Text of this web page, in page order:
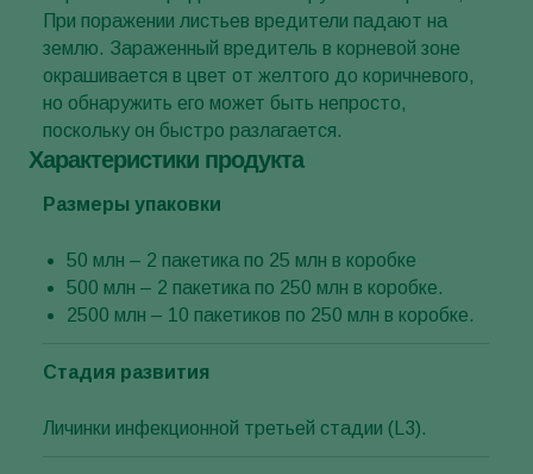
При поражении листьев вредители падают на
землю. Зараженный вредитель в корневой зоне
окрашивается в цвет от желтого до коричневого,
но обнаружить его может быть непросто,
поскольку он быстро разлагается.
Характеристики продукта
Размеры упаковки
50 млн – 2 пакетика по 25 млн в коробке
500 млн – 2 пакетика по 250 млн в коробке.
2500 млн – 10 пакетиков по 250 млн в коробке.
Стадия развития
Личинки инфекционной третьей стадии (L3).